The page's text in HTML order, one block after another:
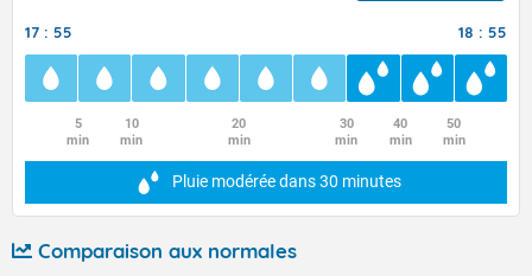
17 : 55 18 : 55
5
min
10
min
20
min
30
min
40
min
50
min
Pluie modéréedans 30 minutes
Comparaison aux normales